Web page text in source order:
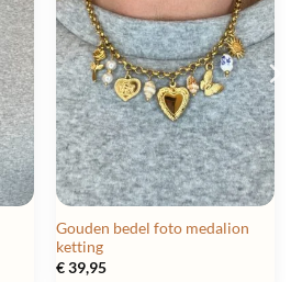
Gouden bedel foto medalion
ketting
€39,95